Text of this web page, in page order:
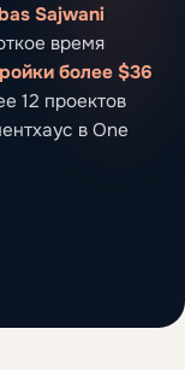
Sajwani
время
более $36
12 проектов
в One